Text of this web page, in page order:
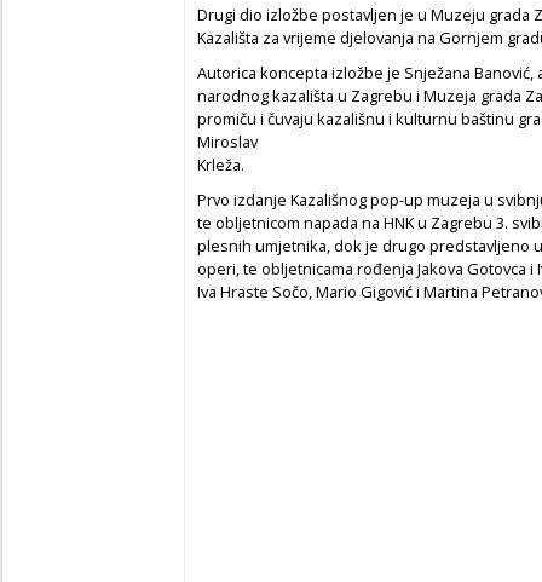
Drugi dio izložbe postavljen je u Muzeju grada
Kazališta za vrijeme djelovanja na Gornjem
Autorica koncepta izložbe je Snježana
narodnog kazališta u Zagrebu i Muzeja grada
promiču i čuvaju kazališnu i kulturnu baštinu
Miroslav
Krleža.
Prvo izdanje Kazališnog pop-up muzeja u
te obljetnicom napada na HNK u Zagrebu 3.
plesnih umjetnika, dok je drugo predstavljeno
operi, te obljetnicama rođenja Jakova Gotovca
Iva Hraste Sočo, Mario Gigović i Martina